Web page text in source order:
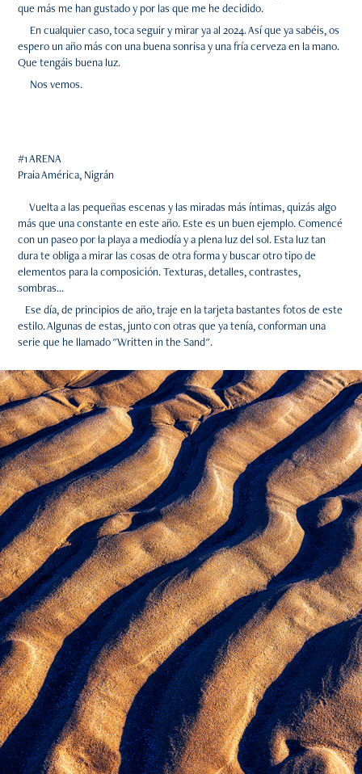
que más me han gustado y por las que me he decidido.
En cualquier caso, toca seguir y mirar ya al 2024. Así que ya sabéis, os
espero un año más con una buena sonrisa y una fría cerveza en la mano.
Que tengáis buena luz.
Nos vemos.
#1 ARENA
Praia América, Nigrán
Vuelta a las pequeñas escenas y las miradas más íntimas, quizás algo
más que una constante en este año. Este es un buen ejemplo. Comencé
con un paseo por la playa a mediodía y a plena luz del sol. Esta luz tan
dura te obliga a mirar las cosas de otra forma y buscar otro tipo de
elementos para la composición. Texturas, detalles, contrastes,
sombras...
Ese día, de principios de año, traje en la tarjeta bastantes fotos de este
estilo. Algunas de estas, junto con otras que ya tenía, conforman una
serie que he llamado "Written in the Sand".